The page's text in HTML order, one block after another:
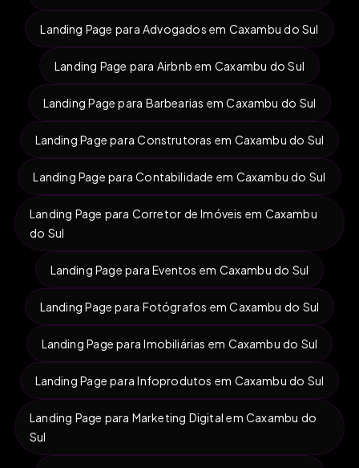
Landing Page para Advogados em Caxambu do Sul
Landing Page para Airbnb em Caxambu do Sul
Landing Page para Barbearias em Caxambu do Sul
Landing Page para Construtoras em Caxambu do Sul
Landing Page para Contabilidade em Caxambu do Sul
Landing Page para Corretor de Imóveis em Caxambu
do Sul
Landing Page para Eventos em Caxambu do Sul
Landing Page para Fotógrafos em Caxambu do Sul
Landing Page para Imobiliárias em Caxambu do Sul
Landing Page para Infoprodutos em Caxambu do Sul
Landing Page para Marketing Digital em Caxambu do
Sul